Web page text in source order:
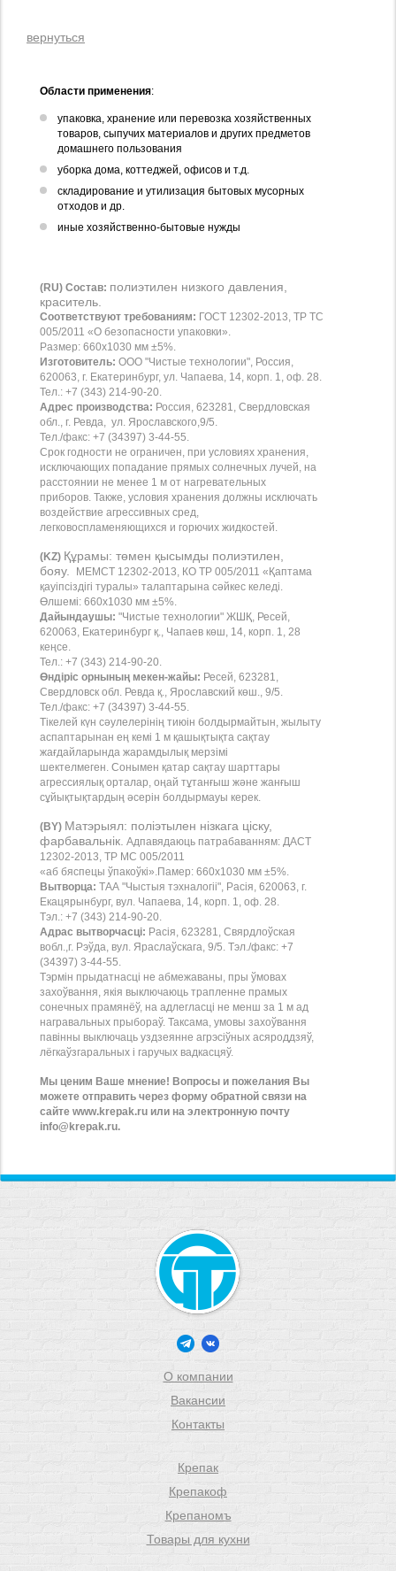
вернуться
Области применения:
упаковка, хранение или перевозка хозяйственных
товаров, сыпучих материалов и других предметов
домашнего пользования
уборка дома, коттеджей, офисов и т.д.
складирование и утилизация бытовых мусорных
отходов и др.
иные хозяйственно-бытовые нужды
(RU) Состав: полиэтилен низкого давления,
краситель.
Соответствуют требованиям: ГОСТ 12302-2013, ТР ТС
005/2011 «О безопасности упаковки».
Размер: 660х1030 мм ±5%.
Изготовитель: ООО "Чистые технологии", Россия,
620063, г. Екатеринбург, ул. Чапаева, 14, корп. 1, оф. 28.
Тел.: +7 (343) 214-90-20.
Адрес производства: Россия, 623281, Свердловская
обл., г. Ревда, ул. Ярославского,9/5.
Тел./факс: +7 (34397) 3-44-55.
Срок годности не ограничен, при условиях хранения,
исключающих попадание прямых солнечных лучей, на
расстоянии не менее 1 м от нагревательных
приборов. Также, условия хранения должны исключать
воздействие агрессивных сред,
легковоспламеняющихся и горючих жидкостей.
(KZ) Құрамы: төмен қысымды полиэтилен,
бояу.
МЕМСТ 12302-2013, КО ТР 005/2011 «Қаптама
қауіпсіздігі туралы» талаптарына сәйкес келеді.
Өлшемі: 660х1030 мм ±5%.
Дайындаушы: "Чистые технологии" ЖШҚ, Ресей,
620063, Екатеринбург қ., Чапаев көш, 14, корп. 1, 28
кеңсе.
Тел.: +7 (343) 214-90-20.
Өндіріс орнының мекен-жайы: Ресей, 623281,
Свердловск обл. Ревда қ., Ярославский көш., 9/5.
Тел./факс: +7 (34397) 3-44-55.
Тікелей күн сәулелерінің тиюін болдырмайтын, жылыту
аспаптарынан ең кемі 1 м қашықтықта сақтау
жағдайларында жарамдылық мерзімі
шектелмеген. Сонымен қатар сақтау шарттары
агрессиялық орталар, оңай тұтанғыш және жанғыш
сұйықтықтардың әсерін болдырмауы керек.
(BY) Матэрыял: поліэтылен нізкага ціску,
фарбавальнік. Адпавядаюць патрабаванням: ДАСТ
12302-2013, ТР МС 005/2011
«аб бяспецы ўпакоўкі».Памер: 660х1030 мм ±5%.
Вытворца: ТАА "Чыстыя тэхналогіі", Расія, 620063, г.
Екацярынбург, вул. Чапаева, 14, корп. 1, оф. 28.
Тэл.: +7 (343) 214-90-20.
Адрас вытворчасці: Расія, 623281, Свярдлоўская
вобл.,г. Рэўда, вул. Яраслаўскага, 9/5. Тэл./факс: +7
(34397) 3-44-55.
Тэрмін прыдатнасці не абмежаваны, пры ўмовах
захоўвання, якія выключаюць трапленне прамых
сонечных прамянёў, на адлегласці не менш за 1 м ад
награвальных прыбораў. Таксама, умовы захоўвання
павінны выключаць уздзеянне агрэсіўных асяроддзяў,
лёгкаўзгаральных і гаручых вадкасцяў.
Мы ценим Ваше мнение! Вопросы и пожелания Вы
можете отправить через форму обратной связи на
сайте www.krepak.ru или на электронную почту
info@krepak.ru.
О компании
Вакансии
Контакты
Крепак
Крепакоф
Крепаномъ
Товары для кухни